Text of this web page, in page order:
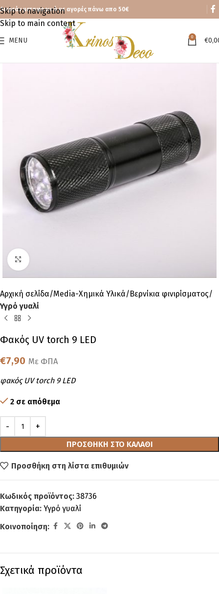
Skip to navigation
Skip to main content
Δωρεάν μεταφορικά με αγορές πάνω απο 50€
MENU 0 €
Click to enlarge
Αρχική σελίδα Media-Χημικά Υλικά Βερνίκια φινιρίσματος
Υγρό γυαλί
Φακός UV torch 9 LED
€7,90 Με ΦΠΑ
φακός UV torch 9 LED
2 σε απόθεμα
ΠΡΟΣΘΉΚΗ ΣΤΟ ΚΑΛΆΘΙ
Προσθήκη στη λίστα επιθυμιών
Κωδικός προϊόντος: 38736
Κατηγορία: Υγρό γυαλί
Κοινοποίηση:
Σχετικά προϊόντα